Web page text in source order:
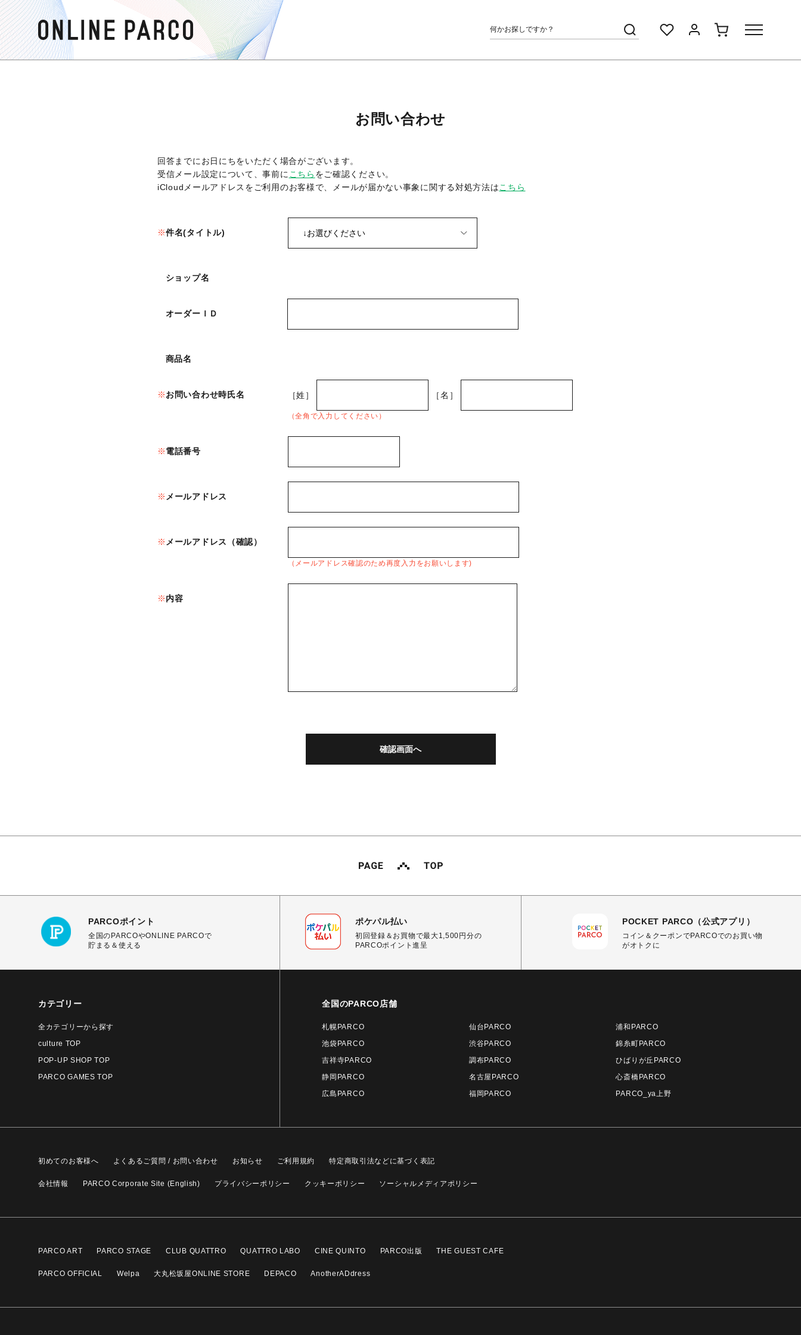
お問い合わせ
回答までにお日にちをいただく場合がございます。
受信メール設定について、事前に こちら をご確認ください。
iCloudメールアドレスをご利用のお客様で、メールが届かない事象に関する対処方法はこちら
件名(タイトル)
ショップ名
オーダーＩＤ
商品名
お問い合わせ時氏名 ［姓］ ［名］
（全角で入力してください）
電話番号
メールアドレス
メールアドレス（確認）
（メールアドレス確認のため再度入力をお願いします)
内容
PARCOポイント
全国のPARCOやONLINE PARCOで
貯まる＆使える
ポケパル払い
初回登録＆お買物で最大1,500円分の
PARCOポイント進呈
POCKET PARCO（公式アプリ）
コイン＆クーポンでPARCOでのお買い物
がオトクに
カテゴリー
全カテゴリーから探す
culture TOP
POP-UP SHOP TOP
PARCO GAMES TOP
全国のPARCO店舗
札幌PARCO 仙台PARCO
浦和PARCO
池袋PARCO
渋谷PARCO
錦糸町PARCO
吉祥寺PARCO
調布PARCO
ひばりが丘PARCO
静岡PARCO
名古屋PARCO
心斎橋PARCO
広島PARCO
福岡PARCO PARCO_ya上野
初めてのお客様へ よくあるご質問 / お問い合わせ お知らせ ご利用規約 特定商取引法などに基づく表記
会社情報 PARCO Corporate Site (English) プライバシーポリシー クッキーポリシー ソーシャルメディアポリシー
PARCO ART PARCO STAGE CLUB QUATTRO QUATTRO LABO CINE QUINTO PARCO出版 THE GUEST CAFE
PARCO OFFICIAL Welpa 大丸松坂屋ONLINE STORE DEPACO AnotherADdress